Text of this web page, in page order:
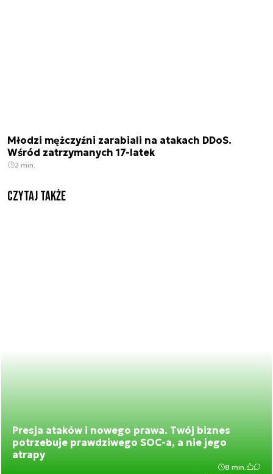
Młodzi mężczyźni zarabiali na atakach DDoS.
Wśród zatrzymanych 17-latek
2 min.
Czytaj także
Presja ataków i nowego prawa. Twój biznes
potrzebuje prawdziwego SOC-a, a nie jego
atrapy
8 min.